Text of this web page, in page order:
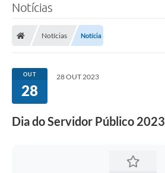
Notícias
Notícias Notícia
OUT
28
28 OUT 2023
Dia do Servidor Público 2023